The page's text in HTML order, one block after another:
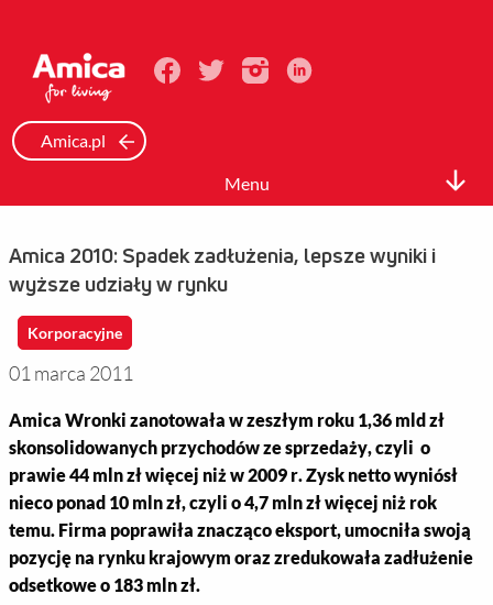
Amica.pl
Menu
Informacje Prasowe
Mediateka
Kontakt
Amica 2010: Spadek zadłużenia, lepsze wyniki i
wyższe udziały w rynku
Korporacyjne
01 marca 2011
Amica Wronki zanotowała w zeszłym roku 1,36 mld zł
skonsolidowanych przychodów ze sprzedaży, czyli o
prawie 44 mln zł więcej niż w 2009 r. Zysk netto wyniósł
nieco ponad 10 mln zł, czyli o 4,7 mln zł więcej niż rok
temu. Firma poprawiła znacząco eksport, umocniła swoją
pozycję na rynku krajowym oraz zredukowała zadłużenie
odsetkowe o 183 mln zł.